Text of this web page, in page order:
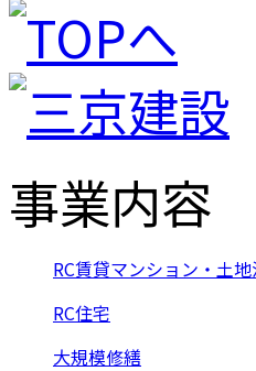
事業内容
RC賃貸マンション・土
RC住宅
大規模修繕